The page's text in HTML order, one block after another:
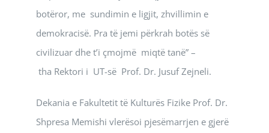
botëror, me sundimin e ligjit, zhvillimin e
demokracisë. Pra të jemi përkrah botës së
civilizuar dhe t’i çmojmë miqtë tanë” –
tha Rektori i UT-së Prof. Dr. Jusuf Zejneli.
Dekania e Fakultetit të Kulturës Fizike Prof. Dr.
Shpresa Memishi vlerësoi pjesëmarrjen e gjerë